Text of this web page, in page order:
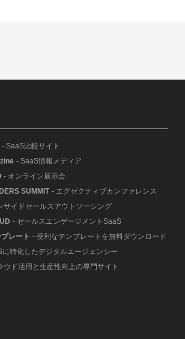
- SaaS比較サイト
- SaaS情報メディア
- オンライン展示会
SUMMIT - エグゼクティブカンファレンス
サイドセールスアウトソーシング
- セールスエンゲージメントSaaS
レート - 便利なテンプレートを無料ダウンロード
に特化したデジタルエージェンシー
ウド活用と生産性向上の専門サイト